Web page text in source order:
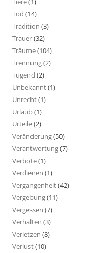
Tod (14)
Tradition (3)
Trauer(32)
Träume(104)
Trennung(2)
Tugend (2)
Unbekannt(1)
Unrecht(1)
Urlaub(1)
Urteile(2)
Veränderung(50)
Verantwortung(7)
Verbote(1)
Verdienen (1)
Vergangenheit(42)
Vergebung(11)
Vergessen (7)
Verhalten (3)
Verletzen (8)
Verlust(10)